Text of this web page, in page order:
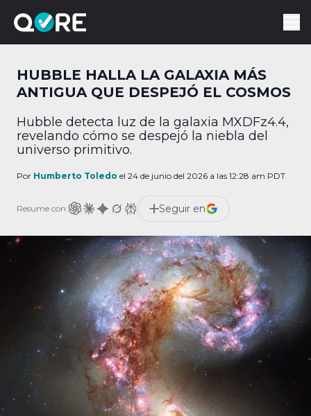
HUBBLE HALLA LA GALAXIA MÁS
ANTIGUA QUE DESPEJÓ EL COSMOS
Hubble detecta luz de la galaxia MXDFz4.4,
revelando cómo se despejó la niebla del
universo primitivo.
Por Humberto Toledo el 24 de junio del 2026 a las 12:28 am PDT
Resume con: Seguir en